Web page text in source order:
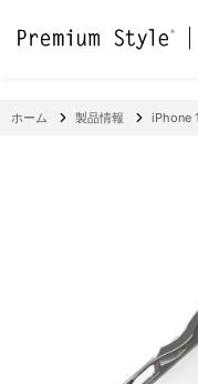
ホーム 製品情報 iPhone